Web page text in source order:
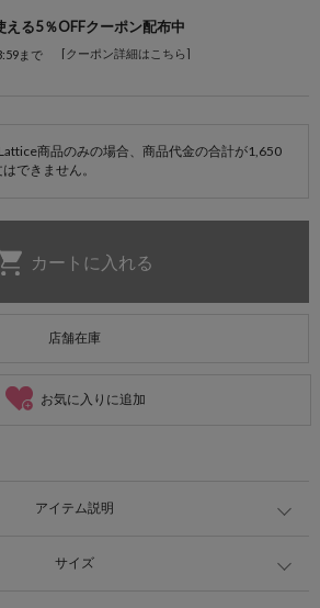
える5％OFFクーポン配布中
まで [クーポン詳細はこちら]
商品のみの場合、商品代金の合計が1,650
できません。
店舗在庫
お気に入りに追加
アイテム説明
サイズ